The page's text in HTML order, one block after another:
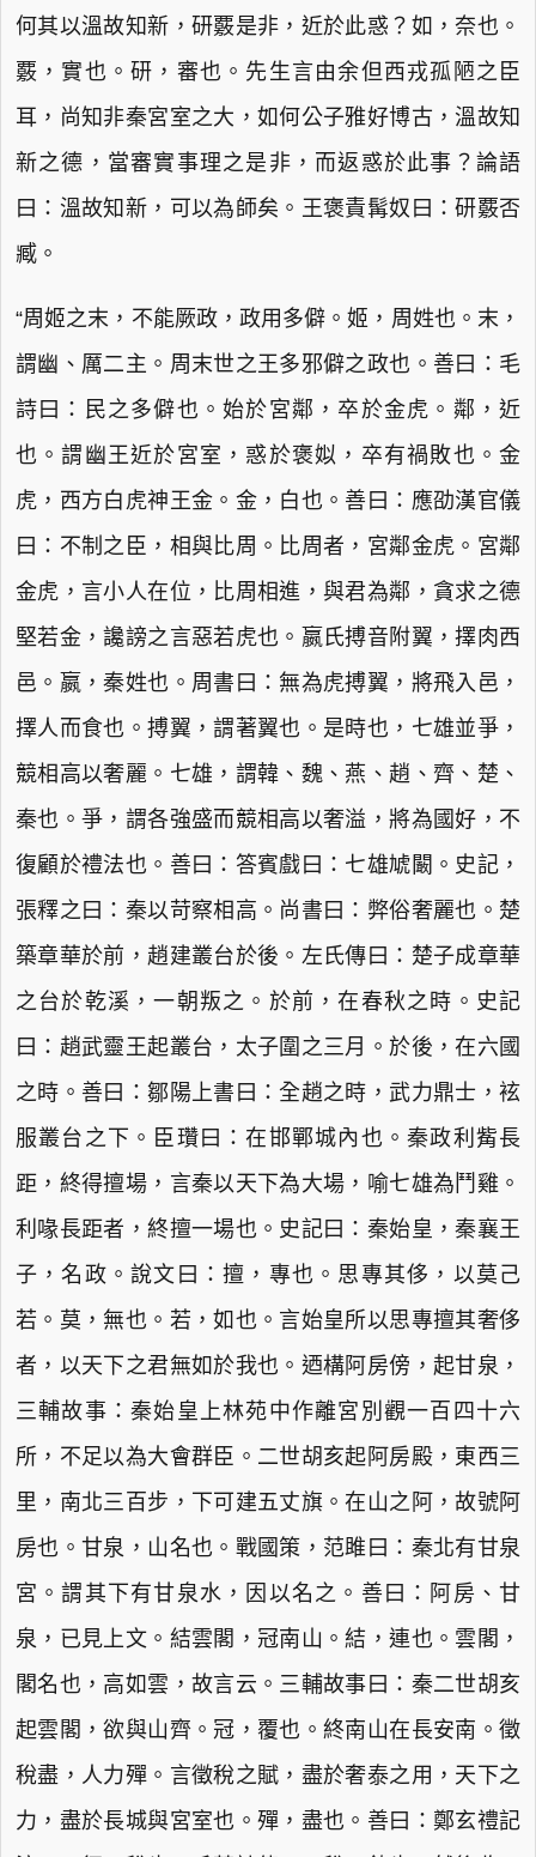
何其以溫故知新，研覈是非，近於此惑？如，奈也。
覈，實也。研，審也。先生言由余但西戎孤陋之臣
耳，尚知非秦宮室之大，如何公子雅好博古，溫故知
新之德，當審實事理之是非，而返惑於此事？論語
曰：溫故知新，可以為師矣。王褒責髯奴曰：研覈否
臧。
“周姬之末，不能厥政，政用多僻。姬，周姓也。末，
謂幽、厲二主。周末世之王多邪僻之政也。善曰：毛
詩曰：民之多僻也。始於宮鄰，卒於金虎。鄰，近
也。謂幽王近於宮室，惑於褒姒，卒有禍敗也。金
虎，西方白虎神王金。金，白也。善曰：應劭漢官儀
曰：不制之臣，相與比周。比周者，宮鄰金虎。宮鄰
金虎，言小人在位，比周相進，與君為鄰，貪求之德
堅若金，讒謗之言惡若虎也。嬴氏搏音附翼，擇肉西
邑。嬴，秦姓也。周書曰：無為虎搏翼，將飛入邑，
擇人而食也。搏翼，謂著翼也。是時也，七雄並爭，
競相高以奢麗。七雄，謂韓、魏、燕、趙、齊、楚、
秦也。爭，謂各強盛而競相高以奢溢，將為國好，不
復顧於禮法也。善曰：答賓戲曰：七雄虓闞。史記，
張釋之曰：秦以苛察相高。尚書曰：弊俗奢麗也。楚
築章華於前，趙建叢台於後。左氏傳曰：楚子成章華
之台於乾溪，一朝叛之。於前，在春秋之時。史記
曰：趙武靈王起叢台，太子圍之三月。於後，在六國
之時。善曰：鄒陽上書曰：全趙之時，武力鼎士，袨
服叢台之下。臣瓚曰：在邯鄲城內也。秦政利觜長
距，終得擅場，言秦以天下為大場，喻七雄為鬥雞。
利喙長距者，終擅一場也。史記曰：秦始皇，秦襄王
子，名政。說文曰：擅，專也。思專其侈，以莫己
若。莫，無也。若，如也。言始皇所以思專擅其奢侈
者，以天下之君無如於我也。迺構阿房傍，起甘泉，
三輔故事：秦始皇上林苑中作離宮別觀一百四十六
所，不足以為大會群臣。二世胡亥起阿房殿，東西三
里，南北三百步，下可建五丈旗。在山之阿，故號阿
房也。甘泉，山名也。戰國策，范雎曰：秦北有甘泉
宮。謂其下有甘泉水，因以名之。善曰：阿房、甘
泉，已見上文。結雲閣，冠南山。結，連也。雲閣，
閣名也，高如雲，故言云。三輔故事曰：秦二世胡亥
起雲閣，欲與山齊。冠，覆也。終南山在長安南。徵
稅盡，人力殫。言徵稅之賦，盡於奢泰之用，天下之
力，盡於長城與宮室也。殫，盡也。善曰：鄭玄禮記